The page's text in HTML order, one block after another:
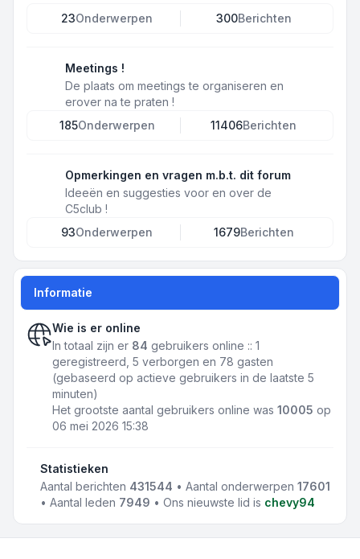
23Onderwerpen 300Berichten
Meetings !
De plaats om meetings te organiseren en
erover na te praten !
185Onderwerpen 11406Berichten
Opmerkingen en vragen m.b.t. dit forum
Ideeën en suggesties voor en over de
C5club !
93Onderwerpen 1679Berichten
Informatie
Wie is er online
In totaal zijn er 84 gebruikers online :: 1
geregistreerd, 5 verborgen en 78 gasten
(gebaseerd op actieve gebruikers in de laatste 5
minuten)
Het grootste aantal gebruikers online was 10005 op
06 mei 2026 15:38
Statistieken
Aantal berichten 431544 • Aantal onderwerpen 17601
• Aantal leden 7949 • Ons nieuwste lid is chevy94